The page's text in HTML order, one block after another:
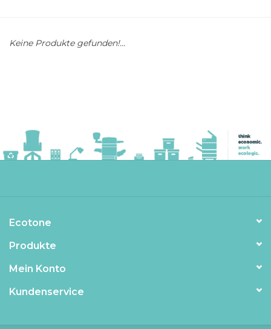
Keine Produkte gefunden!...
Ecotone
Produkte
Mein Konto
Kundenservice